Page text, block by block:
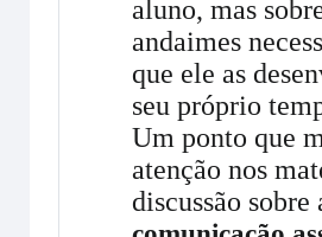
aluno, mas
andaimes
que ele as
seu próprio
Um ponto que
atenção nos
discussão sobre